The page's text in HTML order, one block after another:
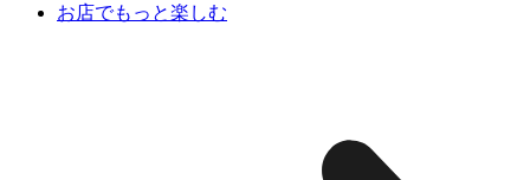
お店でもっと楽しむ